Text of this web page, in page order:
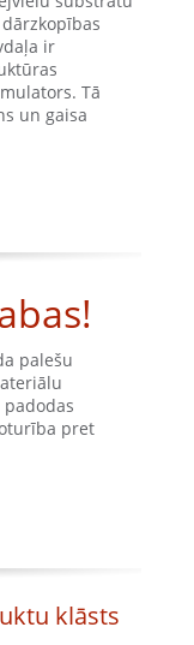
ir
Tā
un gaisa
palešu
pret
klāsts